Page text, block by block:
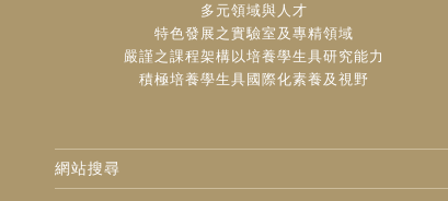
多元領域與人才
特色發展之實驗室及專精領域
嚴謹之課程架構以培養學生具研究能力
積極培養學生具國際化素養及視野
網站搜尋